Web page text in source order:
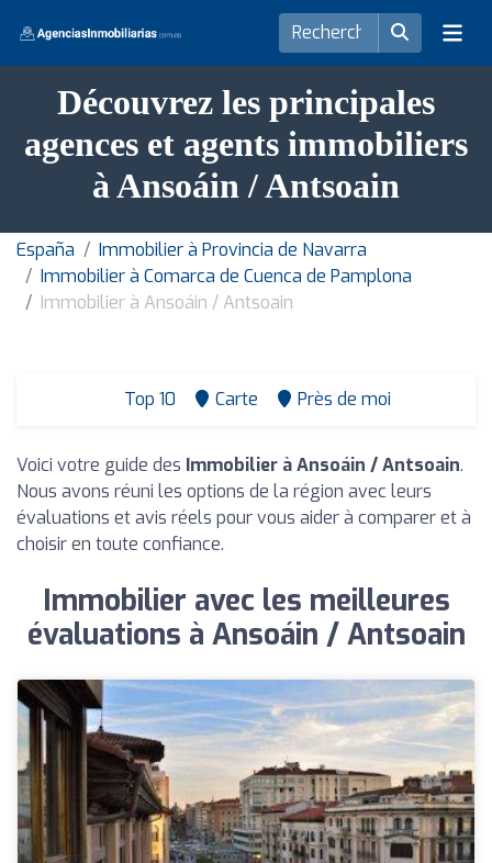
Découvrez les principales
agences et agents immobiliers
à Ansoáin / Antsoain
España
Immobilier à Provincia de Navarra
Immobilier à Comarca de Cuenca de Pamplona
Immobilier à Ansoáin / Antsoain
Top 10 Carte Près de moi
Voici votre guide des Immobilier à Ansoáin / Antsoain.
Nous avons réuni les options de la région avec leurs
évaluations et avis réels pour vous aider à comparer et à
choisir en toute confiance.
Immobilier avec les meilleures
évaluations à Ansoáin / Antsoain